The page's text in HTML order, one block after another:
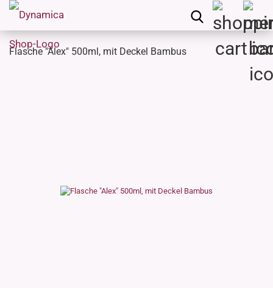
Flasche "Alex" 500ml, mit Deckel Bambus